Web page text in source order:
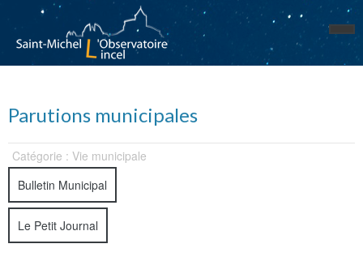
Parutions municipales
Catégorie : Vie municipale
Bulletin Municipal
Le Petit Journal